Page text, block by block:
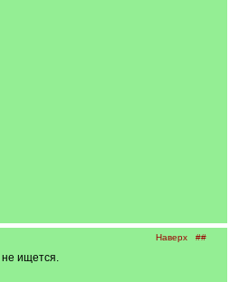
Наверх ##
не ищется.